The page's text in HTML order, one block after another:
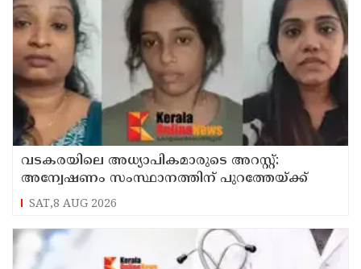
വടകരയിലെ അധ്യാപികമാരുടെ അറസ്റ്റ്:
അന്വേഷണം സംസ്ഥാനത്തിന് പുറത്തേയ്ക്ക്
SAT,8 AUG 2026